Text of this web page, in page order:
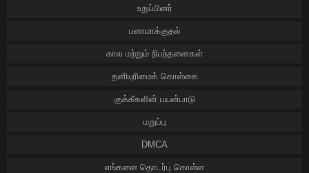
உறுப்பினர்
பணமாக்குதல்
கால மற்றும் நிபந்தனைகள்
தனியுரிமைக் கொள்கை
குக்கீகளின் பயன்பாடு
மறுப்பு
DMCA
எங்களை தொடர்பு கொள்ள